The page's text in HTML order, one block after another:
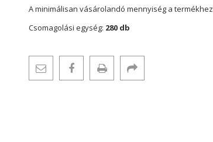
A minimálisan vásárolandó mennyiség a termékhez
Csomagolási egység: 280 db